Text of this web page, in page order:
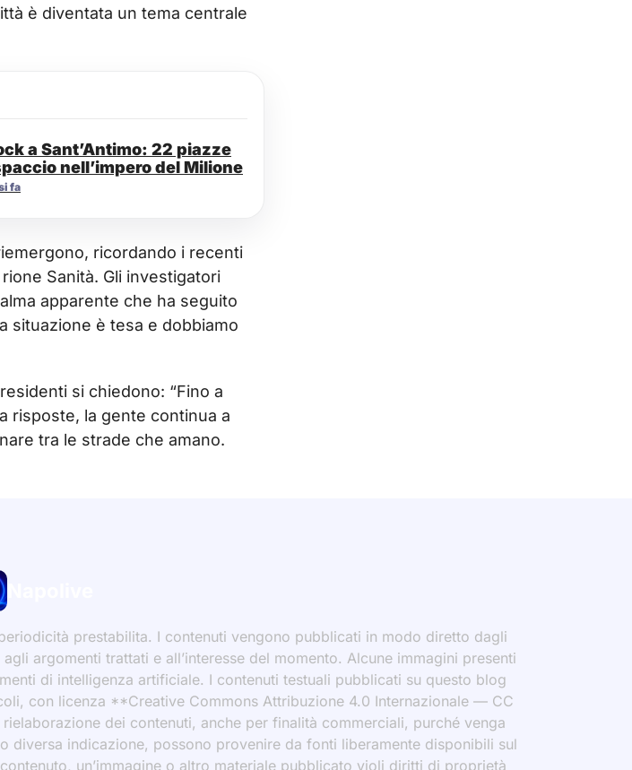
è diventata un tema centrale
a Sant’Antimo: 22 piazze
nell’impero del Milione
fa
ricordando i recenti
Sanità. Gli investigatori
apparente che ha seguito
situazione è tesa e dobbiamo
si chiedono: “Fino a
risposte, la gente continua a
tra le strade che amano.
prestabilita. I contenuti vengono pubblicati in modo diretto dagli
argomenti trattati e all’interesse del momento. Alcune immagini presenti
di intelligenza artificiale. I contenuti testuali pubblicati su questo blog
con licenza **Creative Commons Attribuzione 4.0 Internazionale — CC
dei contenuti, anche per finalità commerciali, purché venga
indicazione, possono provenire da fonti liberamente disponibili sul
un’immagine o altro materiale pubblicato violi diritti di proprietà